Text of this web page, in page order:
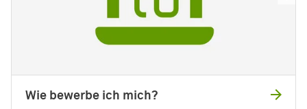
Wie bewerbe ich mich?